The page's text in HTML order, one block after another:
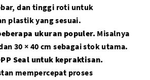
dan tinggi roti untuk
plastik yang sesuai.
ukuran populer. Misalnya
30 × 40 cm sebagai stok utama.
Seal untuk kepraktisan.
mempercepat proses